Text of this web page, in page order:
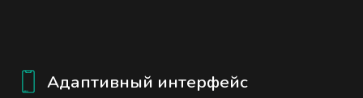
Адаптивный интерфейс